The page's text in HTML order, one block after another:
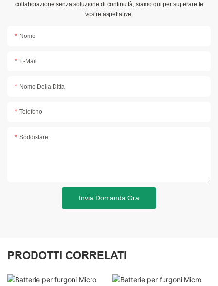
collaborazione senza soluzione di continuità, siamo qui per superare le
vostre aspettative.
Nome
E-Mail
Nome Della Ditta
Telefono
Soddisfare
Invia Domanda Ora
PRODOTTI CORRELATI